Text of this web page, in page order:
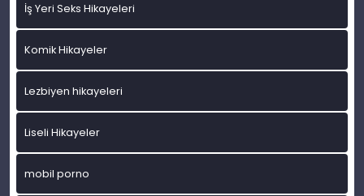
İş Yeri Seks Hikayeleri
Komik Hikayeler
Lezbiyen hikayeleri
Liseli Hikayeler
mobil porno